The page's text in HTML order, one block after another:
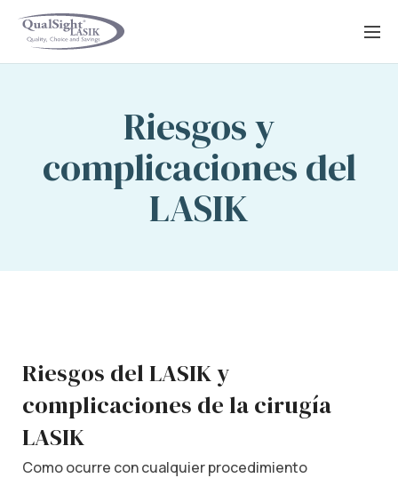
Saltar
Riesgos y
complicaciones del
LASIK
Riesgos del LASIK y
complicaciones de la cirugía
LASIK
Como ocurre con cualquier procedimiento